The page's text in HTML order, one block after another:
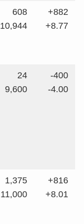
608
10,944
+882
+8.77
24
9,600
-400
-4.00
1,375
11,000
+816
+8.01